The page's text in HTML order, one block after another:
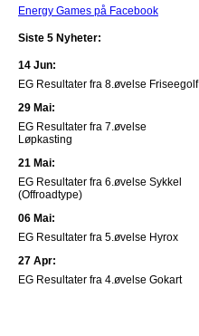
Energy Games på Facebook
Siste 5 Nyheter:
14 Jun:
EG Resultater fra 8.øvelse Friseegolf
29 Mai:
EG Resultater fra 7.øvelse
Løpkasting
21 Mai:
EG Resultater fra 6.øvelse Sykkel
(Offroadtype)
06 Mai:
EG Resultater fra 5.øvelse Hyrox
27 Apr:
EG Resultater fra 4.øvelse Gokart